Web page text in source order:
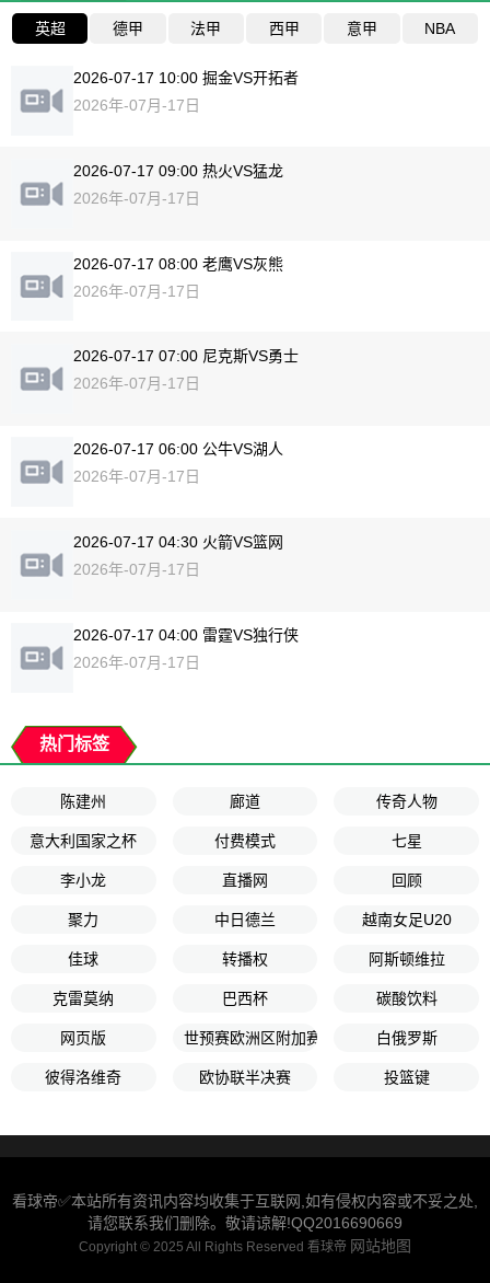
英超 德甲 法甲 西甲 意甲 NBA
2026-07-17 10:00 掘金VS开拓者
2026年-07月-17日
2026-07-17 09:00 热火VS猛龙
2026年-07月-17日
2026-07-17 08:00 老鹰VS灰熊
2026年-07月-17日
2026-07-17 07:00 尼克斯VS勇士
2026年-07月-17日
2026-07-17 06:00 公牛VS湖人
2026年-07月-17日
2026-07-17 04:30 火箭VS篮网
2026年-07月-17日
2026-07-17 04:00 雷霆VS独行侠
2026年-07月-17日
热门标签
陈建州 廊道 传奇人物
意大利国家之杯 付费模式 七星
李小龙 直播网 回顾
聚力 中日德兰 越南女足U20
佳球 转播权 阿斯顿维拉
克雷莫纳 巴西杯 碳酸饮料
网页版 世预赛欧洲区附加赛半决赛 白俄罗斯
彼得洛维奇 欧协联半决赛 投篮键
看球帝✅本站所有资讯内容均收集于互联网,如有侵权内容或不妥之处,
请您联系我们删除。敬请谅解!QQ2016690669
Copyright © 2025 All Rights Reserved 看球帝 网站地图